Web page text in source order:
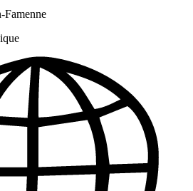
Famenne